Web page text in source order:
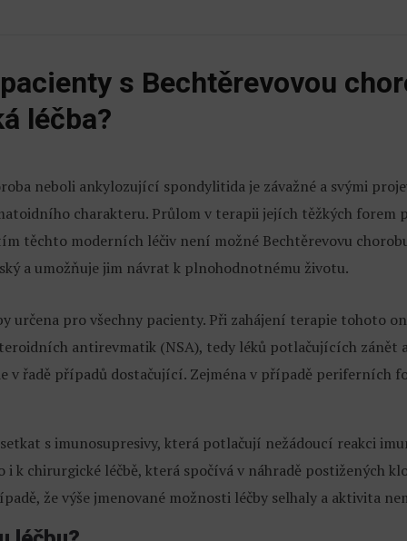
s Bechtěrevovou
léčba?
neboli ankylozující spondylitida je závažné a svými
charakteru. Průlom v terapii jejích těžkých forem
těchto moderních léčiv není možné Bechtěrevovu
a umožňuje jim návrat k plnohodnotnému životu.
určena pro všechny pacienty. Při zahájení terapie tohoto
antirevmatik (NSA), tedy léků potlačujících zánět
řadě případů dostačující. Zejména v případě periferních
s imunosupresivy, která potlačují nežádoucí reakci
chirurgické léčbě, která spočívá v náhradě postižených
že výše jmenované možnosti léčby selhaly a aktivita